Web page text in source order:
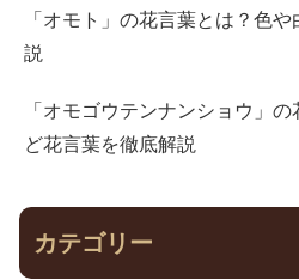
「オモト」の花言葉とは？色
説
「オモゴウテンナンショウ」
ど花言葉を徹底解説
カテゴリー